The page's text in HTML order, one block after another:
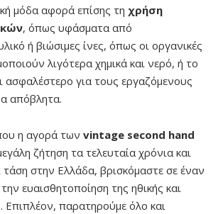
μόδα αφορά επίσης τη χρήση
, όπως υφάσματα από
ή βιώσιμες ίνες, όπως οι οργανικές
λιγότερα χημικά και νερό, ή το
ασφαλέστερο για τους εργαζόμενους
απόβλητα.
η αγορά των vintage second hand
ζήτηση τα τελευταία χρόνια και
τάση στην Ελλάδα, βρισκόμαστε σε έναν
ευαισθητοποίηση της ηθικής και
Επιπλέον, παρατηρούμε όλο και